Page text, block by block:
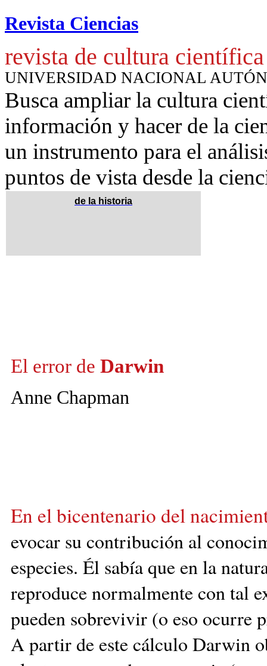
Revista Ciencias
revista de cultura científica
UNIVERSIDAD NACIONAL
Busca ampliar la cultura
información y hacer de la
un instrumento para el
puntos de vista desde la
de la historia
El error de Darwin
Anne Chapman
En el bicentenario del
evocar sucontribución al
especies. Él sabía que en la
reproduce normalmente con tal
pueden sobrevivir (o eso ocurre
A partir de este cálculo Darwin